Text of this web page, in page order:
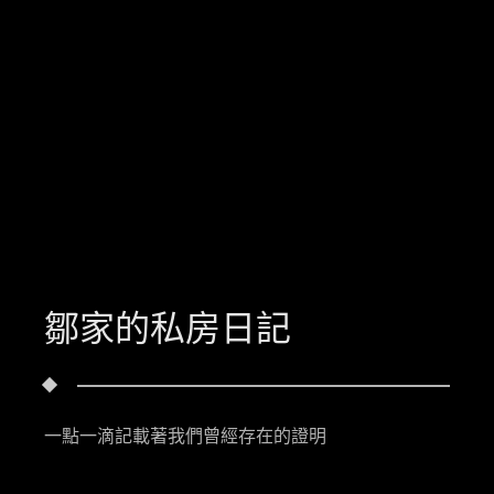
鄒家的私房日記
一點一滴記載著我們曾經存在的證明